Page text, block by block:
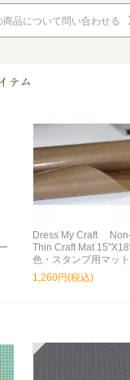
商品について問い合わせる
Dress My Craft
Thin Craft Mat
色・スタンプ用マット
1,260円(税込)